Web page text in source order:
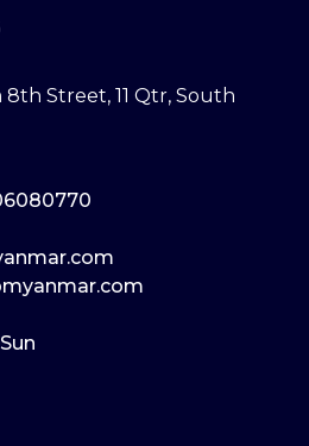
8th Street, 11 Qtr, South